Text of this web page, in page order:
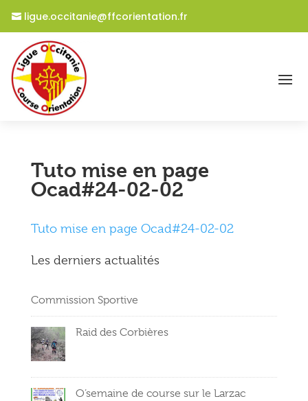
ligue.occitanie@ffcorientation.fr
Tuto mise en page
Ocad#24-02-02
Tuto mise en page Ocad#24-02-02
Les derniers actualités
Commission Sportive
Raid des Corbières
O’semaine de course sur le Larzac